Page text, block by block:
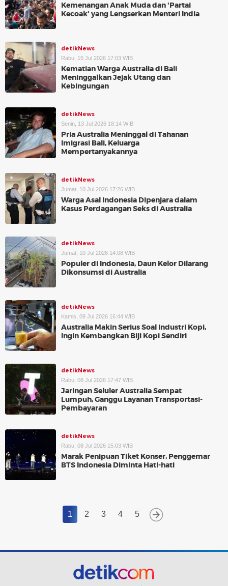
Kemenangan Anak Muda dan 'Partai
Kecoak' yang Lengserkan Menteri India
detikNews
Rabu, 15 Jul 2026 17:03 WIB
Kematian Warga Australia di Bali
Meninggalkan Jejak Utang dan
Kebingungan
detikNews
Senin, 13 Jul 2026 18:14 WIB
Pria Australia Meninggal di Tahanan
Imigrasi Bali, Keluarga
Mempertanyakannya
detikNews
Jumat, 10 Jul 2026 17:26 WIB
Warga Asal Indonesia Dipenjara dalam
Kasus Perdagangan Seks di Australia
detikNews
Jumat, 10 Jul 2026 14:08 WIB
Populer di Indonesia, Daun Kelor Dilarang
Dikonsumsi di Australia
detikNews
Kamis, 09 Jul 2026 16:44 WIB
Australia Makin Serius Soal Industri Kopi,
Ingin Kembangkan Biji Kopi Sendiri
detikNews
Rabu, 08 Jul 2026 17:47 WIB
Jaringan Seluler Australia Sempat
Lumpuh, Ganggu Layanan Transportasi-
Pembayaran
detikNews
Rabu, 08 Jul 2026 15:03 WIB
Marak Penipuan Tiket Konser, Penggemar
BTS Indonesia Diminta Hati-hati
1 2 3 4 5